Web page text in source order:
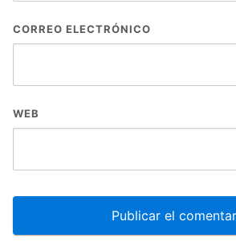
CORREO ELECTRÓNICO
WEB